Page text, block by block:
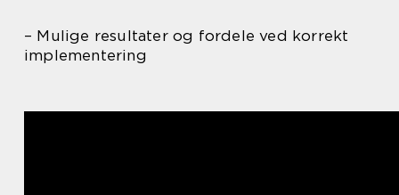
– Mulige resultater og fordele ved korrekt
implementering